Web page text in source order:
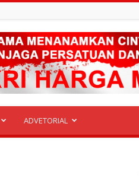
ADVETORIAL